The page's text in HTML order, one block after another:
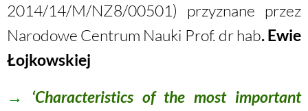
2014/14/M/NZ8/00501) przyznane przez
Narodowe Centrum Nauki Prof. dr hab. Ewie
Łojkowskiej
→
‘Characteristics of the most important